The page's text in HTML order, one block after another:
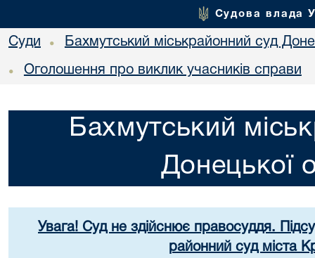
Судова влада
Суди • Бахмутський міськрайонний суд
• Оголошення про виклик учасників справи
Бахмутський
Донецької
Увага! Суд не здійснює правосуддя.
районний суд міста